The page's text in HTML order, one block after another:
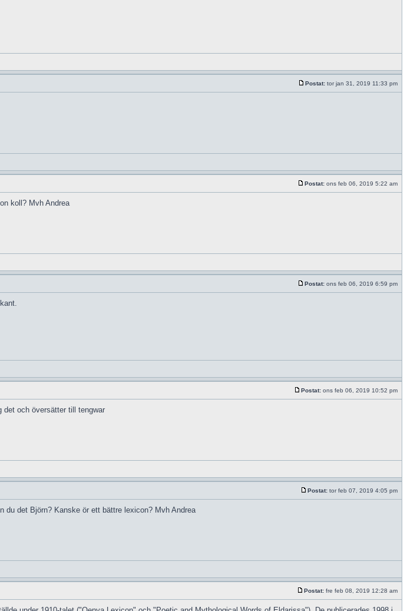
Postat: tor jan 31, 2019 11:33 pm
Postat: ons feb 06, 2019 5:22 am
koll? Mvh Andrea
Postat: ons feb 06, 2019 6:59 pm
Postat: ons feb 06, 2019 10:52 pm
det och översätter till tengwar
Postat: tor feb 07, 2019 4:05 pm
du det Björn? Kanske ör ett bättre lexicon? Mvh Andrea
Postat: fre feb 08, 2019 12:28 am